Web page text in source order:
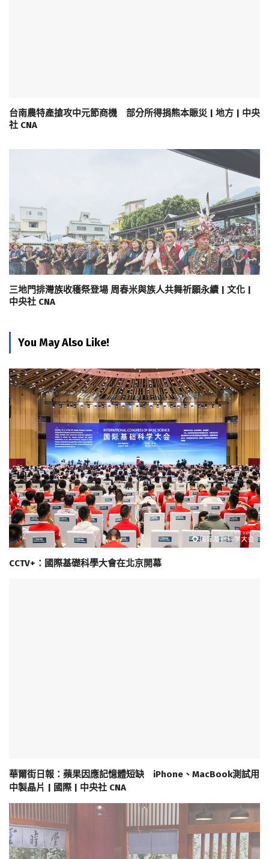
台南農特產搶攻中元節商機 部分所得捐熊本賑災 | 地方 | 中央
社 CNA
三地門排灣族收穫祭登場 周春米與族人共舞祈願永續 | 文化 |
中央社 CNA
You May Also Like!
CCTV+：國際基礎科學大會在北京開幕
華爾街日報：蘋果因應記憶體短缺 iPhone、MacBook測試用
中製晶片 | 國際 | 中央社 CNA